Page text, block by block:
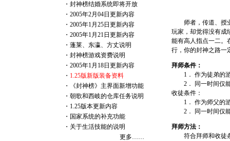
・封神榜结婚系统即将开放
・2005年2月04日更新内容
・2005年1月25日更新内容
・2005年1月21日更新内容
・蓬莱、东瀛、方丈说明
・封神榜游戏资费说明
・2005年1月18日更新内容
・ 1.25版新版装备资料
・
《封神榜》主界面新增功能
・朝歌和西岐的仓库任务说明
・ 1.25版本更新内容
・ 国家系统的补充功能
・ 关于生活技能的说明
更多……
师者，传道、授业
玩家，却觉得没有成
能有高人指点一二。
行，你的封神之路
拜师条件：
1． 作为徒弟的游
2． 同一时间仅能
收徒条件：
1． 作为师父的游
2． 同一时间仅能
拜师方法：
符合拜师和收徒条